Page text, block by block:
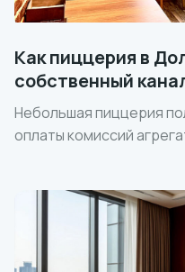
Как пиццерия в
собственный
Небольшая пиццерия
оплаты комиссий